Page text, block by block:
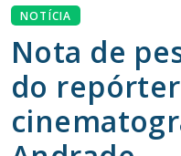
NOTÍCIA
Nota de
do repórter